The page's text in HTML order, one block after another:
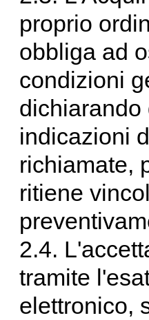
proprio
obbliga ad
condizioni
dichiarando
indicazioni
richiamate,
ritiene
2.4.
tramite
elettronico,